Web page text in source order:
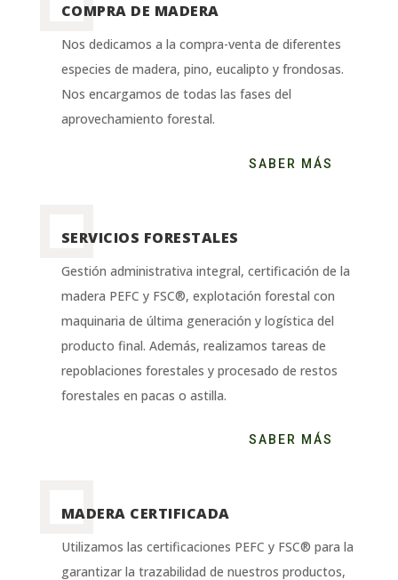
COMPRA DE MADERA
Nos dedicamos a la compra-venta de diferentes
especies de madera, pino, eucalipto y frondosas.
Nos encargamos de todas las fases del
aprovechamiento forestal.
SABER MÁS
SERVICIOS FORESTALES
Gestión administrativa integral, certificación de la
madera PEFC y FSC®, explotación forestal con
maquinaria de última generación y logística del
producto final. Además, realizamos tareas de
repoblaciones forestales y procesado de restos
forestales en pacas o astilla.
SABER MÁS
MADERA CERTIFICADA
Utilizamos las certificaciones PEFC y FSC® para la
garantizar la trazabilidad de nuestros productos,